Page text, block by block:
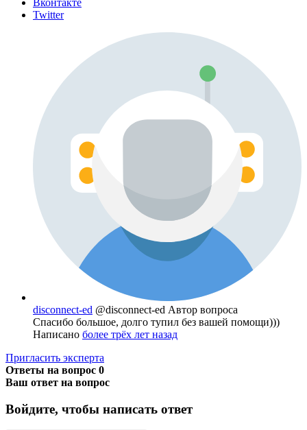
Вконтакте
Twitter
disconnect-ed @disconnect-ed Автор вопроса
Спасибо большое, долго тупил без вашей помощи)))
Написано более трёх лет назад
Пригласить эксперта
Ответы на вопрос 0
Ваш ответ на вопрос
Войдите, чтобы написать ответ